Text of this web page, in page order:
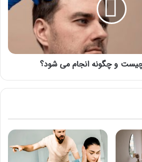
چیست و چگونه انجام می شود؟